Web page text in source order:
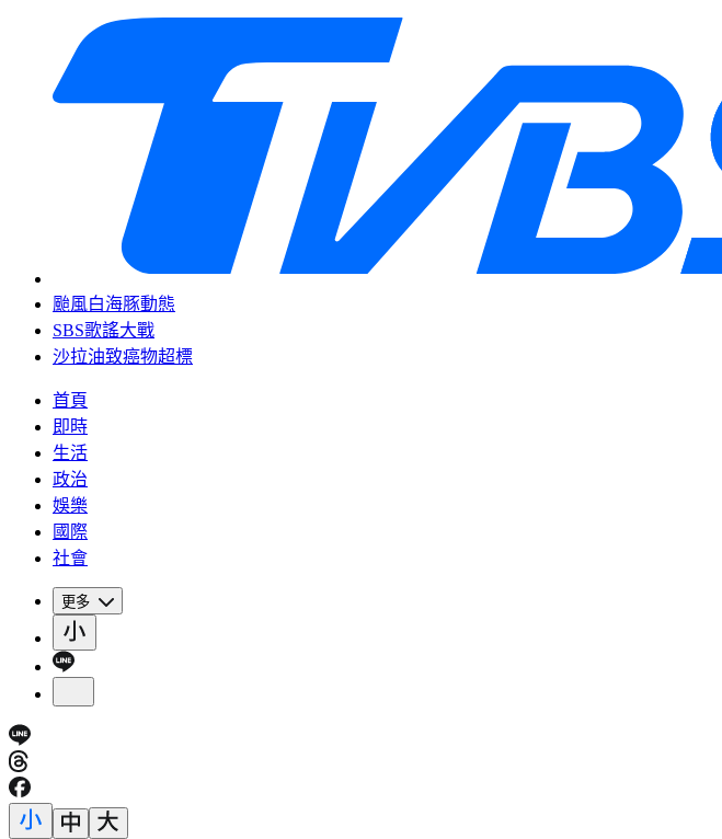
颱風白海豚動態
SBS歌謠大戰
沙拉油致癌物超標
首頁
即時
生活
政治
娛樂
國際
社會
更多